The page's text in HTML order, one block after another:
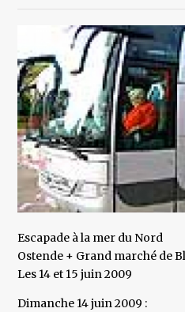
Escapade à la mer du Nord
Ostende + Grand marché de
Les 14 et 15 juin 2009
Dimanche 14 juin 2009 :